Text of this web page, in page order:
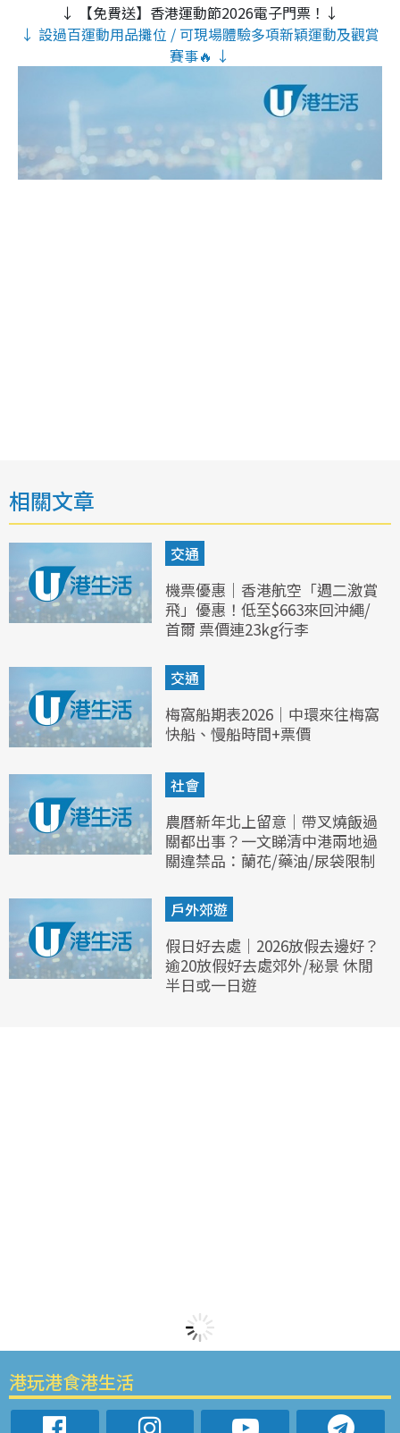
↓ 【免費送】香港運動節2026電子門票！↓
↓ 設過百運動用品攤位 / 可現場體驗多項新穎運動及觀賞
賽事🔥 ↓
相關文章
交通
機票優惠｜香港航空「週二激賞
飛」優惠！低至$663來回沖繩/
首爾 票價連23kg行李
交通
梅窩船期表2026｜中環來往梅窩
快船、慢船時間+票價
社會
農曆新年北上留意｜帶叉燒飯過
關都出事？一文睇清中港兩地過
關違禁品：蘭花/藥油/尿袋限制
戶外郊遊
假日好去處｜2026放假去邊好？
逾20放假好去處郊外/秘景 休閒
半日或一日遊
港玩港食港生活